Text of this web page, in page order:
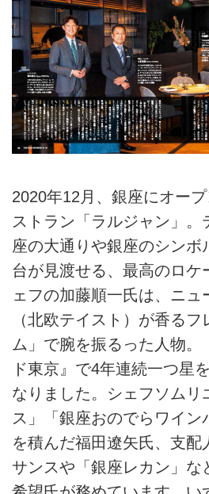
2020年12月、銀座にオー
ストラン「ラルジャン」。
座の大通りや銀座のシンボ
台が見渡せる、最高のロケ
ェフの加藤順一氏は、ニュ
（北欧テイスト）が香るフ
ム」で腕を振るった人物。
ド東京』で4年連続一つ星
なりました。シェフソムリ
ス」「銀座おのでらワイン
を積んだ福田遼矢氏、支配
サンスや「銀座レカン」な